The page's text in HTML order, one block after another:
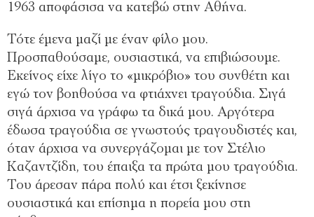
1963 αποφάσισα να κατεβώ στην Αθήνα.
Τότε έμενα μαζί με έναν φίλο μου.
Προσπαθούσαμε, ουσιαστικά, να επιβιώσουμε.
Εκείνος είχε λίγο το «μικρόβιο» του συνθέτη και
εγώ τον βοηθούσα να φτιάχνει τραγούδια. Σιγά
σιγά άρχισα να γράφω τα δικά μου. Αργότερα
έδωσα τραγούδια σε γνωστούς τραγουδιστές και,
όταν άρχισα να συνεργάζομαι με τον Στέλιο
Καζαντζίδη, του έπαιξα τα πρώτα μου τραγούδια.
Του άρεσαν πάρα πολύ και έτσι ξεκίνησε
ουσιαστικά και επίσημα η πορεία μου στη